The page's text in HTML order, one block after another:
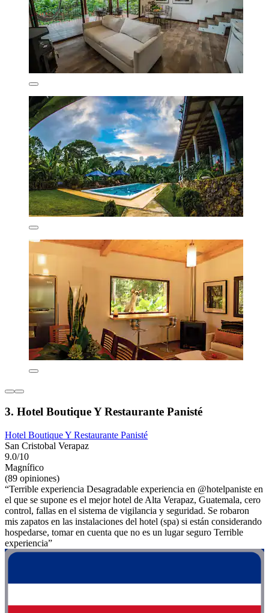
3. Hotel Boutique Y Restaurante Panisté
Hotel Boutique Y Restaurante Panisté
San Cristobal Verapaz
9.0/10
Magnífico
(89 opiniones)
“Terrible experiencia Desagradable experiencia en @hotelpaniste en
el que se supone es el mejor hotel de Alta Verapaz, Guatemala, cero
control, fallas en el sistema de vigilancia y seguridad. Se robaron
mis zapatos en las instalaciones del hotel (spa) si están considerando
hospedarse, tomar en cuenta que no es un lugar seguro Terrible
experiencia”